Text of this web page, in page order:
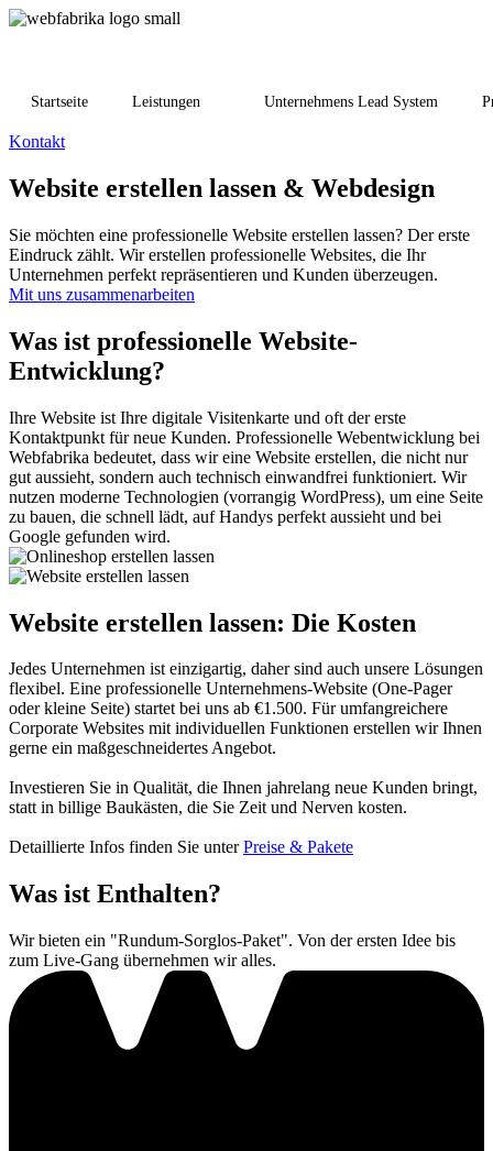
Startseite Leistungen Unternehmens Lead System
Kontakt
Website erstellen lassen & Webdesign
Sie möchten eine professionelle Website erstellen lassen? Der erste
Eindruck zählt. Wir erstellen professionelle Websites, die Ihr
Unternehmen perfekt repräsentieren und Kunden überzeugen.
Mit uns zusammenarbeiten
Was ist professionelle Website-
Entwicklung?
Ihre Website ist Ihre digitale Visitenkarte und oft der erste
Kontaktpunkt für neue Kunden. Professionelle Webentwicklung bei
Webfabrika bedeutet, dass wir eine Website erstellen, die nicht nur
gut aussieht, sondern auch technisch einwandfrei funktioniert. Wir
nutzen moderne Technologien (vorrangig WordPress), um eine Seite
zu bauen, die schnell lädt, auf Handys perfekt aussieht und bei
Google gefunden wird.
Website erstellen lassen: Die Kosten
Jedes Unternehmen ist einzigartig, daher sind auch unsere Lösungen
flexibel. Eine professionelle Unternehmens-Website (One-Pager
oder kleine Seite) startet bei uns ab €1.500. Für umfangreichere
Corporate Websites mit individuellen Funktionen erstellen wir Ihnen
gerne ein maßgeschneidertes Angebot.
Investieren Sie in Qualität, die Ihnen jahrelang neue Kunden bringt,
statt in billige Baukästen, die Sie Zeit und Nerven kosten.
Detaillierte Infos finden Sie unterPreise & Pakete
Was ist Enthalten?
Wir bieten ein "Rundum-Sorglos-Paket". Von der ersten Idee bis
zum Live-Gang übernehmen wir alles.